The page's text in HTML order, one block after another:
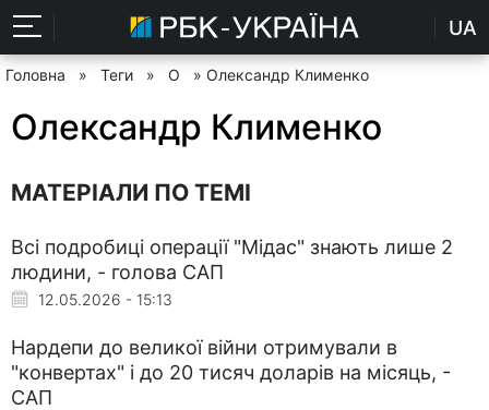
UA
Головна » Теги » О » Олександр Клименко
Олександр Клименко
МАТЕРІАЛИ ПО ТЕМІ
Всі подробиці операції "Мідас" знають лише 2
людини, - голова САП
12.05.2026 - 15:13
Нардепи до великої війни отримували в
"конвертах" і до 20 тисяч доларів на місяць, -
САП